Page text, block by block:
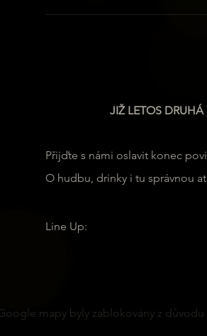
JIŽ LETOS DRUHÁ
Přijďte s námi oslavit konec
O hudbu, drinky i tu správnou
Line Up:
mapy byly zablokovány z